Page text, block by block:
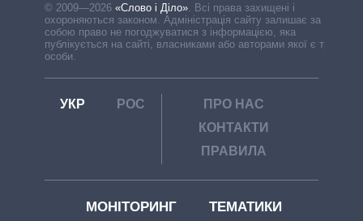
© 2009—2026 «Слово і Діло» Всі права захищені і
охороняються законом. Адміністрація сайту залишає за
собою право не погоджуватися з інформацією, яка
публікується на сайті, власниками або авторами якої є треті
особи.
УКР РОС
ПРО НАС
КОНТАКТИ
ПРАВИЛА
МОНІТОРИНГ ТЕМАТИКИ